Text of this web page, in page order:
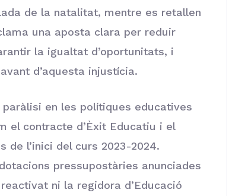
de la natalitat, mentre es retallen
una aposta clara per reduir
la igualtat d’oportunitats, i
d’aquesta injustícia.
en les polítiques educatives
el contracte d’Èxit Educatiu i el
de l’inici del curs 2023-2024.
pressupostàries anunciades
ni la regidora d’Educació